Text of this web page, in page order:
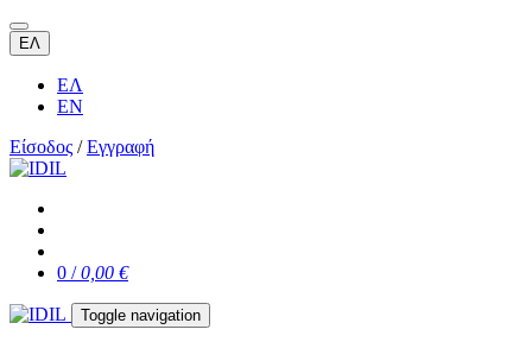
ΕΛ
ΕΛ
EN
Είσοδος /Εγγραφή
0 /0,00 €
Toggle navigation